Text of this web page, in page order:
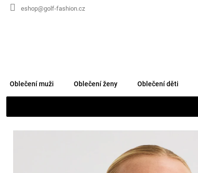
Přejít
eshop@golf-fashion.cz
Oblečení muži Oblečení ženy Oblečení děti